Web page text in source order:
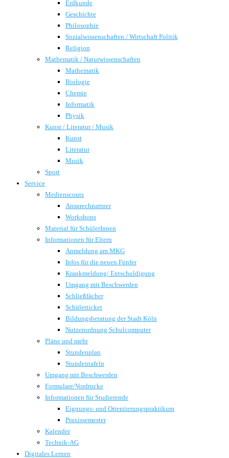
Erdkunde
Geschichte
Philosophie
Sozialwissenschaften / Wirtschaft Politik
Religion
Mathematik / Naturwissenschaften
Mathematik
Biologie
Chemie
Informatik
Physik
Kunst / Literatur / Musik
Kunst
Literatur
Musik
Sport
Service
Medienscouts
Ansprechpartner
Workshops
Material für SchülerInnen
Informationen für Eltern
Anmeldung am MKG
Infos für die neuen Fünfer
Krankmeldung/ Entschuldigung
Umgang mit Beschwerden
Schließfächer
Schülerticket
Bildungsberatung der Stadt Köln
Nutzerordnung Schulcomputer
Pläne und mehr
Stundenplan
Stundentafeln
Umgang mit Beschwerden
Formulare/Vordrucke
Informationen für Studierende
Eignungs- und Orientierungspraktikum
Praxissemester
Kalender
Technik-AG
Digitales Lernen